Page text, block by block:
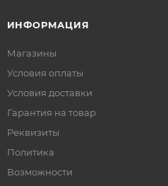
ИНФОРМАЦИЯ
Магазины
Условия оплаты
Условия доставки
Гарантия на товар
Реквизиты
Политика
Возможности